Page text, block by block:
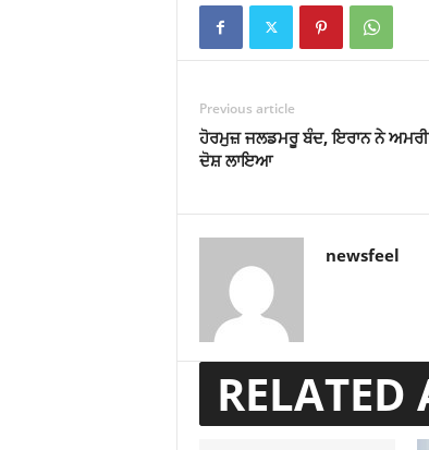
Previous article
ਹੋਰਮੁਜ਼ ਜਲਡਮਰੂ ਬੰਦ, ਇਰਾਨ ਨੇ
ਦੋਸ਼ ਲਾਇਆ
newsfeel
RELATED